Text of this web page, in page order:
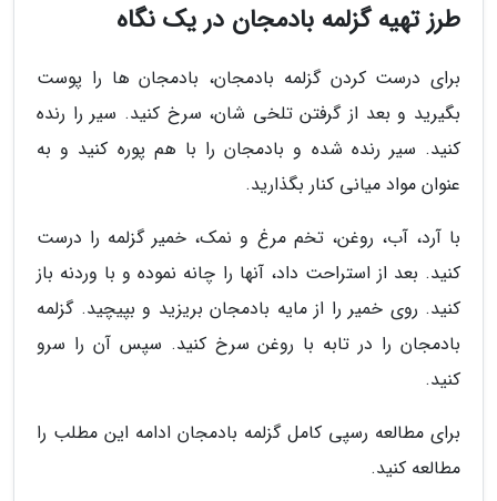
طرز تهیه گزلمه بادمجان در یک نگاه
برای درست کردن گزلمه بادمجان، بادمجان ها را پوست
بگیرید و بعد از گرفتن تلخی شان، سرخ کنید. سیر را رنده
کنید. سیر رنده شده و بادمجان را با هم پوره کنید و به
عنوان مواد میانی کنار بگذارید.
با آرد، آب، روغن، تخم مرغ و نمک، خمیر گزلمه را درست
کنید. بعد از استراحت داد، آنها را چانه نموده و با وردنه باز
کنید. روی خمیر را از مایه بادمجان بریزید و بپیچید. گزلمه
بادمجان را در تابه با روغن سرخ کنید. سپس آن را سرو
کنید.
برای مطالعه رسپی کامل گزلمه بادمجان ادامه این مطلب را
مطالعه کنید.